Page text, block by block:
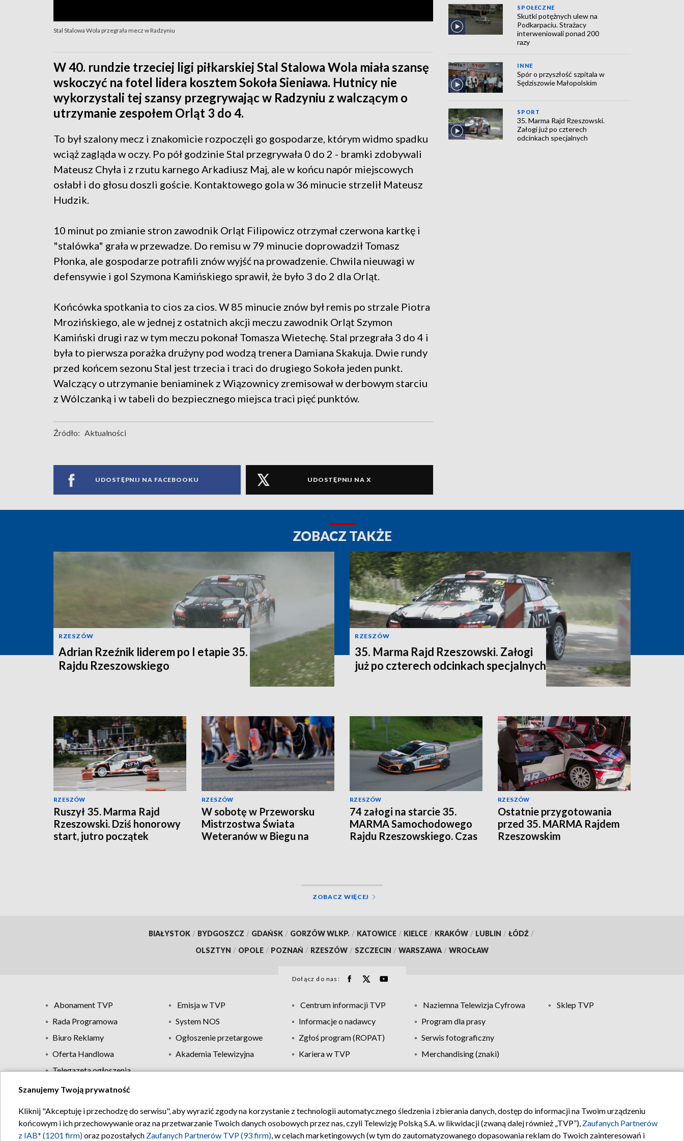
Stal Stalowa Wola przegrała mecz w Radzyniu
W 40. rundzie trzeciej ligi piłkarskiej Stal Stalowa Wola miała szansę
wskoczyć na fotel lidera kosztem Sokoła Sieniawa. Hutnicy nie
wykorzystali tej szansy przegrywając w Radzyniu z walczącym o
utrzymanie zespołem Orląt 3 do 4.
To był szalony mecz i znakomicie rozpoczęli go gospodarze, którym widmo spadku
wciąż zagląda w oczy. Po pół godzinie Stal przegrywała 0 do 2 - bramki zdobywali
Mateusz Chyła i z rzutu karnego Arkadiusz Maj, ale w końcu napór miejscowych
osłabł i do głosu doszli goście. Kontaktowego gola w 36 minucie strzelił Mateusz
Hudzik.
10 minut po zmianie stron zawodnik Orląt Filipowicz otrzymał czerwona kartkę i
"stalówka" grała w przewadze. Do remisu w 79 minucie doprowadził Tomasz
Płonka, ale gospodarze potrafili znów wyjść na prowadzenie. Chwila nieuwagi w
defensywie i gol Szymona Kamińskiego sprawił, że było 3 do 2 dla Orląt.
Końcówka spotkania to cios za cios. W 85 minucie znów był remis po strzale Piotra
Mrozińskiego, ale w jednej z ostatnich akcji meczu zawodnik Orląt Szymon
Kamiński drugi raz w tym meczu pokonał Tomasza Wietechę. Stal przegrała 3 do 4 i
była to pierwsza porażka drużyny pod wodzą trenera Damiana Skakuja. Dwie rundy
przed końcem sezonu Stal jest trzecia i traci do drugiego Sokoła jeden punkt.
Walczący o utrzymanie beniaminek z Wiązownicy zremisował w derbowym starciu
z Wólczanką i w tabeli do bezpiecznego miejsca traci pięć punktów.
Źródło: Aktualności
UDOSTĘPNIJ NA FACEBOOKU UDOSTĘPNIJ NA X
SPOŁECZNE
Skutki potężnych ulew na
Podkarpaciu. Strażacy
interweniowali ponad 200
razy
INNE
Spór o przyszłość szpitala w
Sędziszowie Małopolskim
SPORT
35. Marma Rajd Rzeszowski.
Załogi już po czterech
odcinkach specjalnych
ZOBACZ TAKŻE
RZESZÓW
Adrian Rzeźnik liderem po I etapie 35.
Rajdu Rzeszowskiego
RZESZÓW
35. Marma Rajd Rzeszowski. Załogi
już po czterech odcinkach specjalnych
RZESZÓW
Ruszył 35. Marma Rajd
Rzeszowski. Dziś honorowy
start, jutro początek
RZESZÓW
W sobotę w Przeworsku
Mistrzostwa Świata
Weteranów w Biegu na
RZESZÓW
74 załogi na starcie 35.
MARMA Samochodowego
Rajdu Rzeszowskiego. Czas
RZESZÓW
Ostatnie przygotowania
przed 35. MARMA Rajdem
Rzeszowskim
ZOBACZ WIĘCEJ
BIAŁYSTOK / BYDGOSZCZ / GDAŃSK / GORZÓW WLKP. / KATOWICE / KIELCE / KRAKÓW / LUBLIN / ŁÓDŹ /
OLSZTYN / OPOLE / POZNAŃ / RZESZÓW / SZCZECIN / WARSZAWA / WROCŁAW
Dołącz do nas:
Abonament TVP Emisja w TVP Centrum informacji TVP Naziemna Telewizja Cyfrowa
Sklep TVP
Rada Programowa
System NOS Informacje o nadawcy
Program dla prasy
Biuro Reklamy
Ogłoszenie przetargowe Zgłoś program (ROPAT)
Serwis fotograficzny
Oferta Handlowa
Akademia Telewizyjna Kariera w TVP
Merchandising (znaki)
Telegazeta ogłoszenia
Regulamin TVP Polityka prywatności Moje zgody Pomoc Biuro reklamy Kontakt
Szanujemy Twoją prywatność
Kliknij "Akceptuję i przechodzę do serwisu", aby wyrazić zgody na korzystanie z technologii automatycznego śledzenia i zbierania danych, dostęp do informacji na Twoim urządzeniu
końcowym i ich przechowywanie oraz na przetwarzanie Twoich danych osobowych przez nas, czyli Telewizję Polską S.A. w likwidacji (zwaną dalej również „TVP”), Zaufanych Partnerów
z IAB* (1201 firm)oraz pozostałych Zaufanych Partnerów TVP (93 firm), w celach marketingowych (w tym do zautomatyzowanego dopasowania reklam do Twoich zainteresowań i